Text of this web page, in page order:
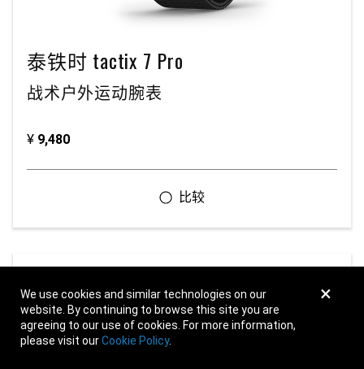
泰铁时 tactix 7 Pro
战术户外运动腕表
¥ 9,480
We use cookies and similar technologies on our
website. By continuing to browse this site you are
agreeing to our use of cookies. For more information,
please visit ourCookie Policy.
×